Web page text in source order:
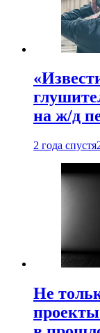
на ж/д
2 года спустя
Не